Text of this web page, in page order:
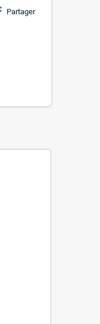
Partager